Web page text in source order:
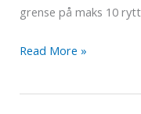
grense på maks 10
Fellestreninger!!!!
Read More »